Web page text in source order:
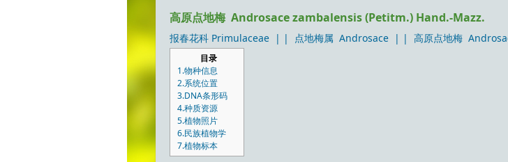
高原点地梅 Androsace zambalensis (Petitm.) Hand.-Mazz.
报春花科 Primulaceae | | 点地梅属 Androsace | | 高原点地梅
目录
1.物种信息
2.系统位置
3.DNA条形码
4.种质资源
5.植物照片
6.民族植物学
7.植物标本